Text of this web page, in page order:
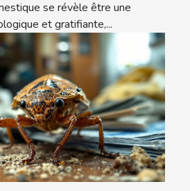
se révèle être une
et gratifiante,...